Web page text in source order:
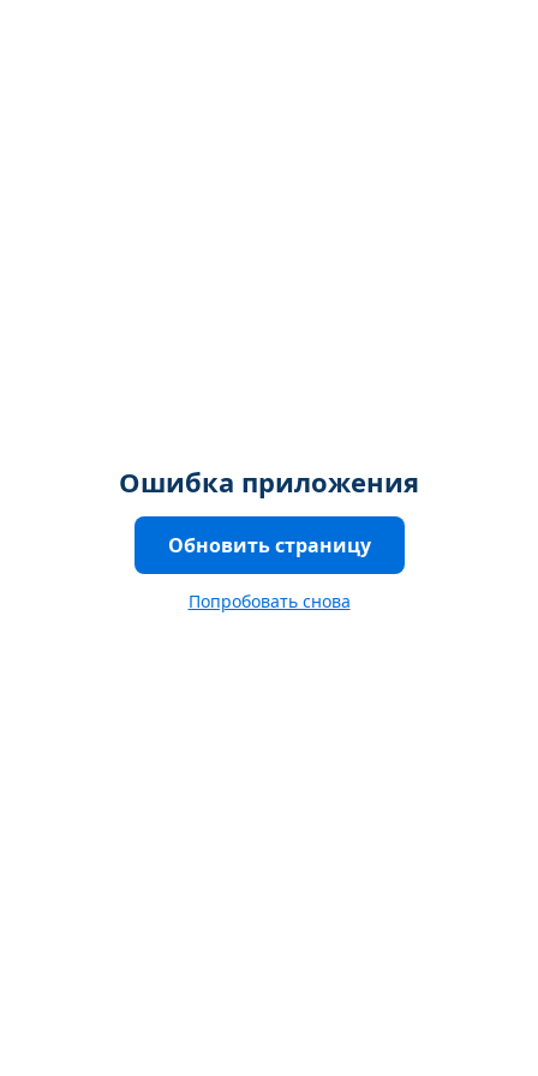
Ошибка приложения
Обновить страницу
Попробовать снова